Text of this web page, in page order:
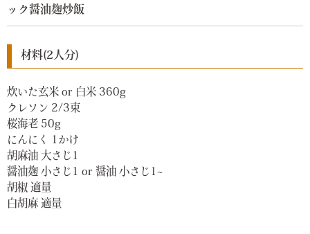
ック醤油麹炒飯
材料(2人分)
炊いた玄米 or 白米 360g
クレソン 2/3束
桜海老 50g
にんにく 1かけ
胡麻油 大さじ1
醤油麹 小さじ1 or 醤油 小さじ1~
胡椒 適量
白胡麻 適量